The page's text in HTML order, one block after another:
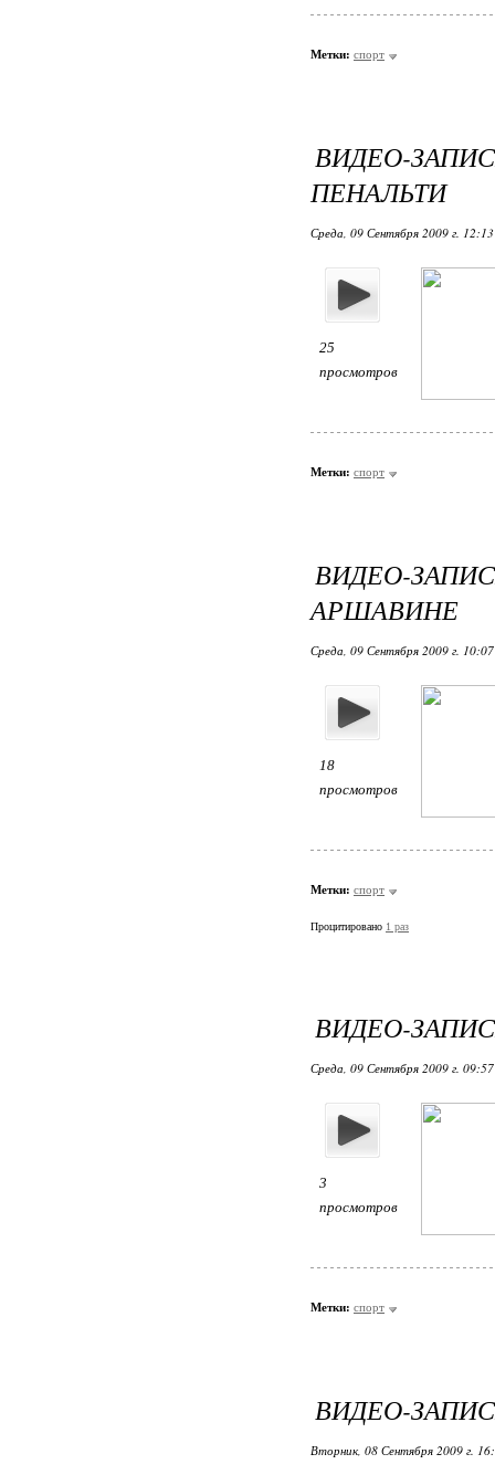
Метки: спорт
ВИДЕО-
ПЕНАЛЬТИ
Среда, 09 Сентября 2009 г.
25
просмотров
Метки: спорт
ВИДЕО-
АРШАВИНЕ
Среда, 09 Сентября 2009 г.
18
просмотров
Метки: спорт
Процитировано 1 раз
ВИДЕО-
Среда, 09 Сентября 2009 г.
3
просмотров
Метки: спорт
ВИДЕО-
Вторник, 08 Сентября 2009 г.